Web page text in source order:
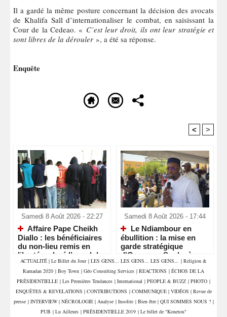
Il a gardé la même posture concernant la décision des avocats
de Khalifa Sall d’internationaliser le combat, en saisissant la
Cour de la Cedeao. « C’est leur droit, ils ont leur stratégie et
sont libres de la dérouler », a été sa réponse.
Enquête
< >
Samedi 8 Août 2026 - 22:27
Affaire Pape Cheikh
Diallo : les bénéficiaires
du non-lieu remis en
liberté malgré l’appel du
parquet
Samedi 8 Août 2026 - 17:44
Le Ndiambour en
ébullition : la mise en
garde stratégique
d'Ousmane Sonko à
Louga
ACTUALITÉ | Le Billet du Jour | LES GENS... LES GENS... LES GENS... | Religion &
Ramadan 2020 | Boy Town | Géo Consulting Services | REACTIONS | ÉCHOS DE LA
PRÉSIDENTIELLE | Les Premières Tendances | International | PEOPLE & BUZZ | PHOTO |
ENQUÊTES & REVELATIONS | CONTRIBUTIONS | COMMUNIQUE | VIDÉOS | Revue de
presse | INTERVIEW | NÉCROLOGIE | Analyse | Insolite | Bien être | QUI SOMMES NOUS ? |
PUB | Lu Ailleurs | PRÉSIDENTIELLE 2019 | Le billet de "Konetou"